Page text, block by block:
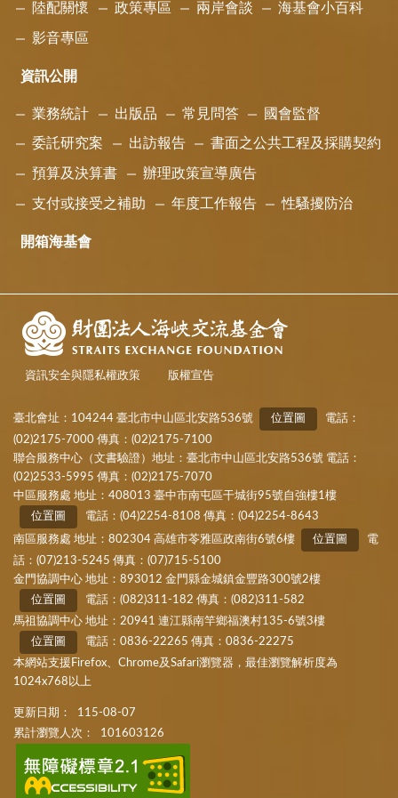
陸配關懷 政策專區 兩岸會談 海基會小百科
影音專區
資訊公開
業務統計 出版品 常見問答 國會監督
委託研究案 出訪報告 書面之公共工程及採購契約
預算及決算書 辦理政策宣導廣告
支付或接受之補助 年度工作報告 性騷擾防治
開箱海基會
資訊安全與隱私權政策 版權宣告
臺北會址：104244 臺北市中山區北安路536號 位置圖
電話：
(02)2175-7000 傳真：(02)2175-7100
聯合服務中心（文書驗證）地址：臺北市中山區北安路536號 電話：
(02)2533-5995 傳真：(02)2175-7070
中區服務處 地址：408013 臺中市南屯區干城街95號自強樓1樓
位置圖
電話：(04)2254-8108 傳真：(04)2254-8643
南區服務處 地址：802304 高雄市苓雅區政南街6號6樓
位置圖
電
話：(07)213-5245 傳真：(07)715-5100
金門協調中心 地址：893012 金門縣金城鎮金豐路300號2樓
位置圖
電話：(082)311-182 傳真：(082)311-582
馬祖協調中心 地址：20941 連江縣南竿鄉福澳村135-6號3樓
位置圖
電話：0836-22265 傳真：0836-22275
本網站支援Firefox、Chrome及Safari瀏覽器，最佳瀏覽解析度為
1024x768以上
更新日期：
115-08-07
累計瀏覽人次：
101603126